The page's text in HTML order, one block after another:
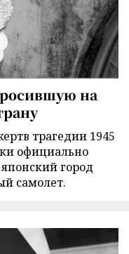
на
трагедии 1945
официально
город
самолет.